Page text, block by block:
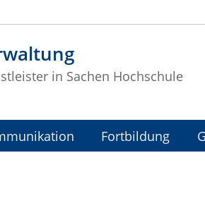
in Sachen Hochschule
Fortbildung